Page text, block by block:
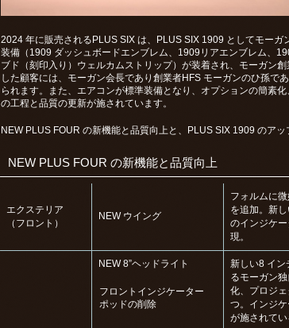
2024 年に販売されるPLUS SIX は、PLUS SIX 1909 としてモーガ
装備（1909 ダッシュボードエンブレム、1909リアエンブレム、
ブド（刻印入り）ウェルカムストリップ）が装着され、モーガン
した顧客には、モーガン会⻑であり創業者HFS モーガンのひ孫で
られます。また、エアコンが標準装備となり、オプションの簡素
の⼯程と品質の更新が施されています。
NEW PLUS FOUR の新機能と品質向上と、PLUS SIX 1909 のアッ
NEW PLUS FOUR の新機能と品質向上
エクステリア
（フロント）
NEW ウイング
フォルムに
を追加。新
のインジケ
現。
NEW 8”ヘッドライト
フロントインジケーター
ポッドの削除
新しい8 イン
るモーガン
化、プロジ
つ。インジ
が施されてい